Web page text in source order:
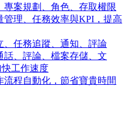
專案規劃、角色、存取權限
管理、任務效率與KPI，提高
、任務追蹤、通知、評論
話、評論、檔案存儲、文
工作速度
程自動化，節省寶貴時間